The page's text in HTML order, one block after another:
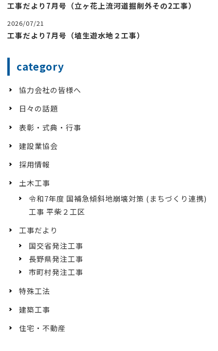
工事だより7月号（立ヶ花上流河道掘削外その2工事）
2026/07/21
工事だより7月号（埴生遊水地２工事）
category
協力会社の皆様へ
日々の話題
表彰・式典・行事
建設業協会
採用情報
土木工事
令和7年度 国補急傾斜地崩壊対策 (まちづくり連携)
工事 平柴２工区
工事だより
国交省発注工事
長野県発注工事
市町村発注工事
特殊工法
建築工事
住宅・不動産